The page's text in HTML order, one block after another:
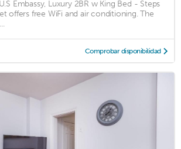
Embassy, Luxury 2BR w King Bed - Steps
offers free WiFi and air conditioning. The
Comprobar disponibilidad